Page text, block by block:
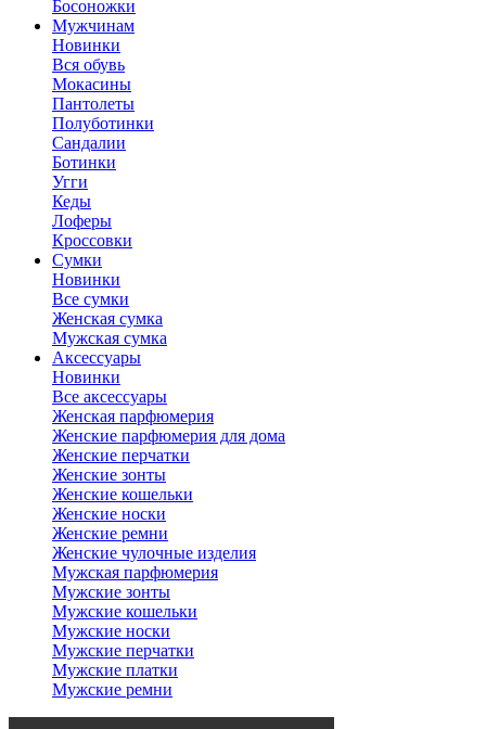
Босоножки
Мужчинам
Новинки
Вся обувь
Мокасины
Пантолеты
Полуботинки
Сандалии
Ботинки
Угги
Кеды
Лоферы
Кроссовки
Сумки
Новинки
Все сумки
Женская сумка
Мужская сумка
Аксессуары
Новинки
Все аксессуары
Женская парфюмерия
Женские парфюмерия для дома
Женские перчатки
Женские зонты
Женские кошельки
Женские носки
Женские ремни
Женские чулочные изделия
Мужская парфюмерия
Мужские зонты
Мужские кошельки
Мужские носки
Мужские перчатки
Мужские платки
Мужские ремни